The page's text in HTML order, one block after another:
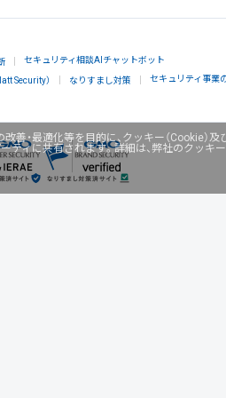
・最適化等を目的に、クッキー（Cookie）及
ィに共有されます。詳細は、弊社のクッキ
セキュリティ相談AIチャットボット
Security） なりすまし対策 セキュリティ事業